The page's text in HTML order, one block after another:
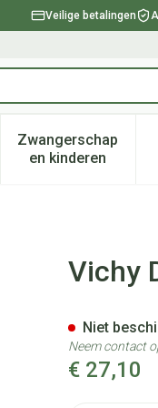
Veilige betalingen
verzorging en
voor Dieet,
Zwangerschap
en kinderen
Toon
Stick 24u
Vichy
€ 27,10
Niet
Neem contact